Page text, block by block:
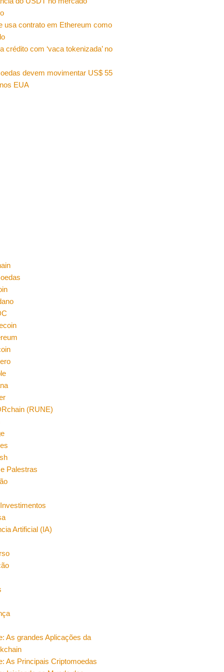
usa contrato em Ethereum como
crédito com ‘vaca tokenizada’ no
devem movimentar US$ 55
EUA
(RUNE)
Palestras
Artificial (IA)
As grandes Aplicações da
As Principais Criptomoedas